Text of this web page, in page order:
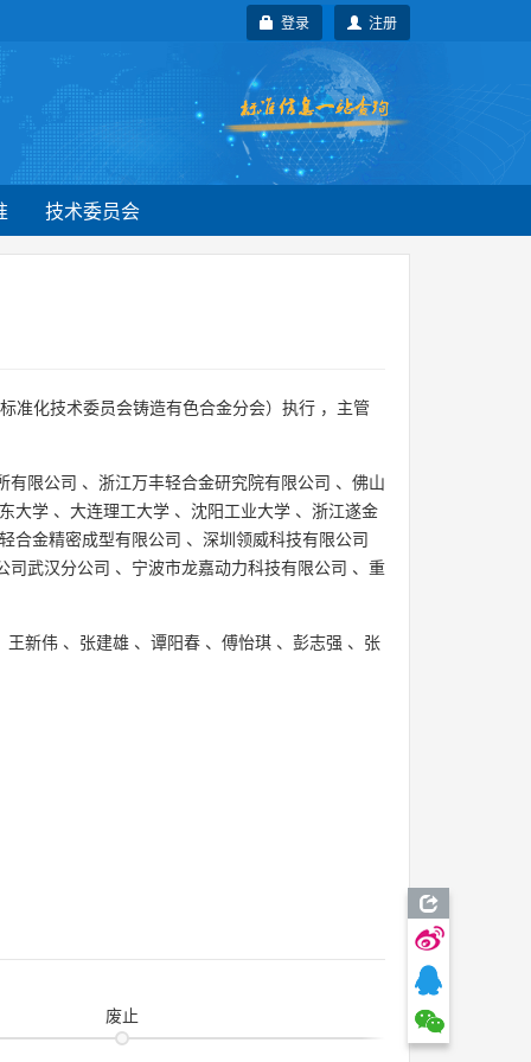
注册
登录
技术委员会
准化技术委员会铸造有色合金分会）执行 ，主管
有限公司 、 浙江万丰轻合金研究院有限公司 、 佛山
大学 、 大连理工大学 、 沈阳工业大学 、 浙江遂金
合金精密成型有限公司 、 深圳领威科技有限公司
司武汉分公司 、 宁波市龙嘉动力科技有限公司 、 重
王新伟 、 张建雄 、 谭阳春 、 傅怡琪 、 彭志强 、 张
废止